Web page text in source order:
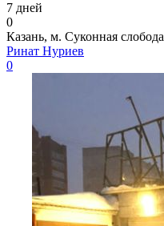
7 дней
0
Казань, м. Суконная слобода
Ринат Нуриев
0